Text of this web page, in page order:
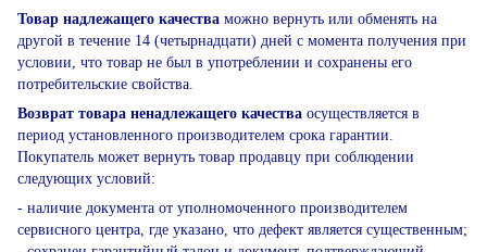
Товар надлежащего качества можно вернуть или обменять на
другой в течение 14 (четырнадцати) дней с момента получения при
условии, что товар не был в употреблении и сохранены его
потребительские свойства.
Возврат товара ненадлежащего качества осуществляется в
период установленного производителем срока гарантии.
Покупатель может вернуть товар продавцу при соблюдении
следующих условий:
- наличие документа от уполномоченного производителем
сервисного центра, где указано, что дефект является существенным;